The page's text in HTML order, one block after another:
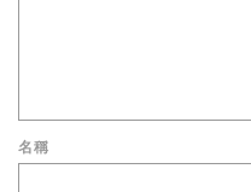
名稱